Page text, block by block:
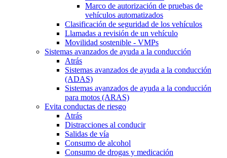
Marco de autorización de pruebas de
vehículos automatizados
Clasificación de seguridad de los vehículos
Llamadas a revisión de un vehículo
Movilidad sostenible - VMPs
Sistemas avanzados de ayuda a la conducción
Atrás
Sistemas avanzados de ayuda a la conducción
(ADAS)
Sistemas avanzados de ayuda a la conducción
para motos (ARAS)
Evita conductas de riesgo
Atrás
Distracciones al conducir
Salidas de vía
Consumo de alcohol
Consumo de drogas y medicación